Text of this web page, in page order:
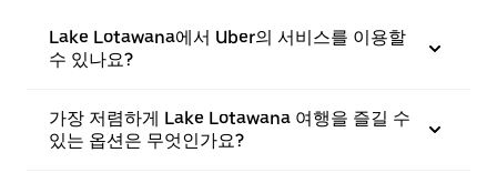
Lake Lotawana에서 Uber의 서비스를 이용할
수 있나요?
가장 저렴하게 Lake Lotawana 여행을 즐길 수
있는 옵션은 무엇인가요?